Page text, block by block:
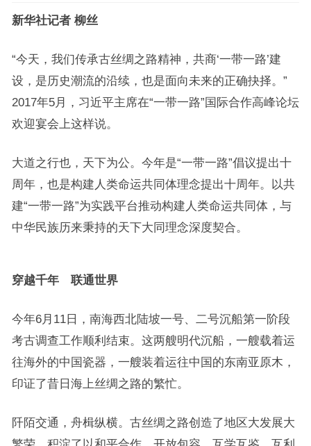
新华社记者 柳丝
“今天，我们传承古丝绸之路精神，共商‘一带一路’建
设，是历史潮流的沿续，也是面向未来的正确抉择。”
2017年5月，习近平主席在“一带一路”国际合作高峰论坛
欢迎宴会上这样说。
大道之行也，天下为公。今年是“一带一路”倡议提出十
周年，也是构建人类命运共同体理念提出十周年。以共
建“一带一路”为实践平台推动构建人类命运共同体，与
中华民族历来秉持的天下大同理念深度契合。
穿越千年 联通世界
今年6月11日，南海西北陆坡一号、二号沉船第一阶段
考古调查工作顺利结束。这两艘明代沉船，一艘载着运
往海外的中国瓷器，一艘装着运往中国的东南亚原木，
印证了昔日海上丝绸之路的繁忙。
阡陌交通，舟楫纵横。古丝绸之路创造了地区大发展大